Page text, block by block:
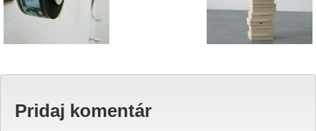
Pridaj komentár